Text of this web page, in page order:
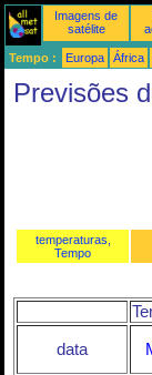
Imagens de
satélite
Tempo : Europa África
Previsões
temperaturas,
Tempo
data